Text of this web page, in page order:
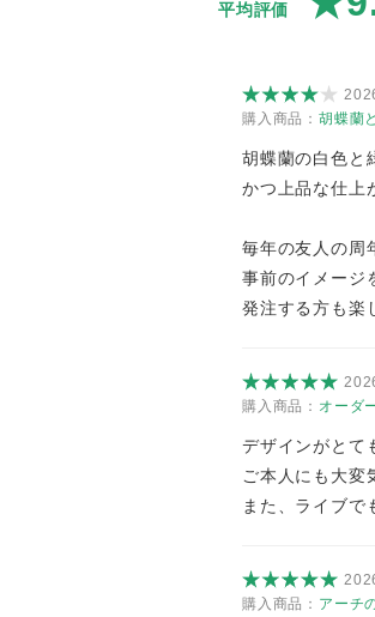
平均評価
購入商品： 胡蝶蘭
胡蝶蘭の白色と
かつ上品な仕上
毎年の友人の周
事前のイメージ
発注する方も楽
購入商品： オーダ
デザインがとて
ご本人にも大変
また、ライブで
購入商品： アーチ